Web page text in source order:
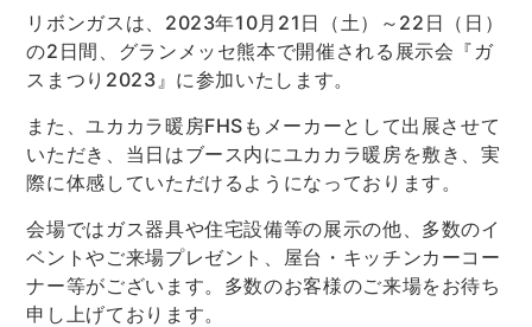
リボンガスは、2023年10月21日（土）～22日（日）
の2日間、グランメッセ熊本で開催される展示会『ガ
スまつり2023』に参加いたします。
また、ユカカラ暖房FHSもメーカーとして出展させて
いただき、当日はブース内にユカカラ暖房を敷き、実
際に体感していただけるようになっております。
会場ではガス器具や住宅設備等の展示の他、多数のイ
ベントやご来場プレゼント、屋台・キッチンカーコー
ナー等がございます。多数のお客様のご来場をお待ち
申し上げております。